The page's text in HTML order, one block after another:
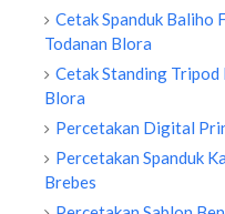
Cetak Spanduk
Todanan Blora
Cetak Standing Tripod
Blora
Percetakan Digital
Percetakan Spanduk
Brebes